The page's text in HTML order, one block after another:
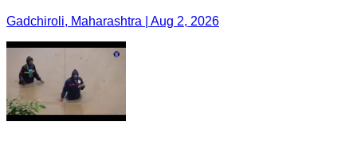
Gadchiroli, Maharashtra | Aug 2, 2026